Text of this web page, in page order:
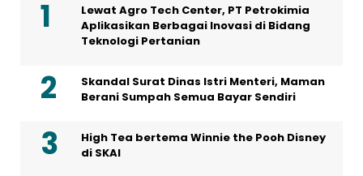
Lewat Agro Tech Center, PT Petrokimia
Aplikasikan Berbagai Inovasi di Bidang
Teknologi Pertanian
Skandal Surat Dinas Istri Menteri, Maman
Berani Sumpah Semua Bayar Sendiri
High Tea bertema Winnie the Pooh Disney
di SKAI